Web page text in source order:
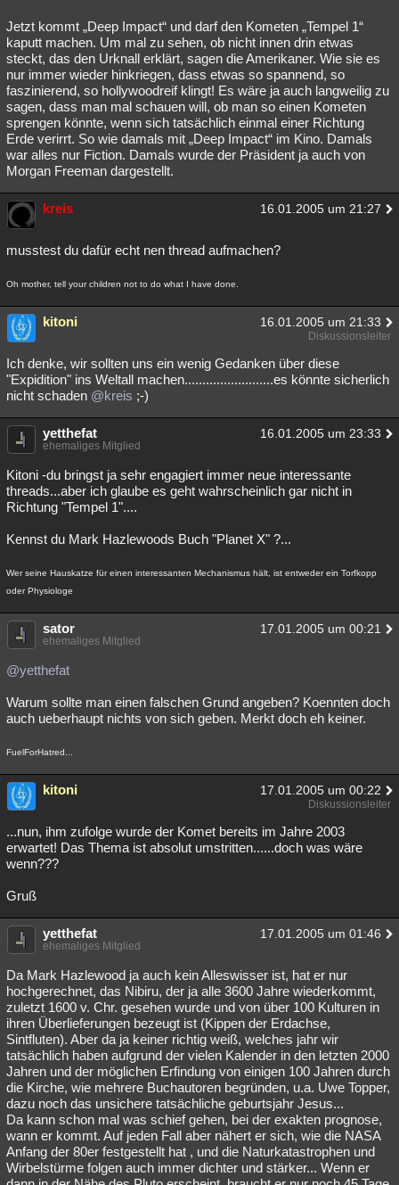
Jetzt kommt „Deep Impact“ und darf den Kometen „Tempel 1“
kaputt machen. Um mal zu sehen, ob nicht innen drin etwas
steckt, das den Urknall erklärt, sagen die Amerikaner. Wie sie es
nur immer wieder hinkriegen, dass etwas so spannend, so
faszinierend, so hollywoodreif klingt! Es wäre ja auch langweilig zu
sagen, dass man mal schauen will, ob man so einen Kometen
sprengen könnte, wenn sich tatsächlich einmal einer Richtung
Erde verirrt. So wie damals mit „Deep Impact“ im Kino. Damals
war alles nur Fiction. Damals wurde der Präsident ja auch von
Morgan Freeman dargestellt.
kreis 16.01.2005 um 21:27
musstest du dafür echt nen thread aufmachen?
Oh mother, tell your children not to do what I have done.
kitoni 16.01.2005 um 21:33
Diskussionsleiter
Ich denke, wir sollten uns ein wenig Gedanken über diese
"Expidition" ins Weltall machen.........................es könnte sicherlich
nicht schaden @kreis ;-)
yetthefat 16.01.2005 um 23:33
ehemaliges Mitglied
Kitoni -du bringst ja sehr engagiert immer neue interessante
threads...aber ich glaube es geht wahrscheinlich gar nicht in
Richtung "Tempel 1"....
Kennst du Mark Hazlewoods Buch "Planet X" ?...
Wer seine Hauskatze für einen interessanten Mechanismus hält, ist entweder ein Torfkopp
oder Physiologe
sator 17.01.2005 um 00:21
ehemaliges Mitglied
@yetthefat
Warum sollte man einen falschen Grund angeben? Koennten doch
auch ueberhaupt nichts von sich geben. Merkt doch eh keiner.
FuelForHatred...
kitoni 17.01.2005 um 00:22
Diskussionsleiter
...nun, ihm zufolge wurde der Komet bereits im Jahre 2003
erwartet! Das Thema ist absolut umstritten......doch was wäre
wenn???
Gruß
yetthefat 17.01.2005 um 01:46
ehemaliges Mitglied
Da Mark Hazlewood ja auch kein Alleswisser ist, hat er nur
hochgerechnet, das Nibiru, der ja alle 3600 Jahre wiederkommt,
zuletzt 1600 v. Chr. gesehen wurde und von über 100 Kulturen in
ihren Überlieferungen bezeugt ist (Kippen der Erdachse,
Sintfluten). Aber da ja keiner richtig weiß, welches jahr wir
tatsächlich haben aufgrund der vielen Kalender in den letzten 2000
Jahren und der möglichen Erfindung von einigen 100 Jahren durch
die Kirche, wie mehrere Buchautoren begründen, u.a. Uwe Topper,
dazu noch das unsichere tatsächliche geburtsjahr Jesus...
Da kann schon mal was schief gehen, bei der exakten prognose,
wann er kommt. Auf jeden Fall aber nähert er sich, wie die NASA
Anfang der 80er festgestellt hat , und die Naturkatastrophen und
Wirbelstürme folgen auch immer dichter und stärker... Wenn er